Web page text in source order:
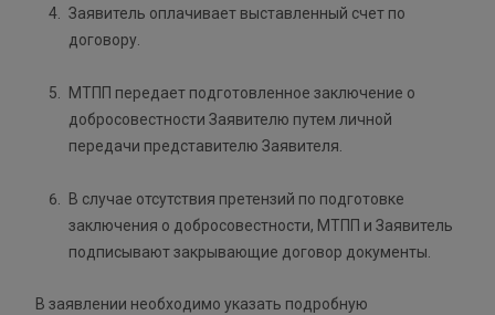
Заявитель оплачивает выставленный счет по
договору.
МТПП передает подготовленное заключение о
добросовестности Заявителю путем личной
передачи представителю Заявителя.
В случае отсутствия претензий по подготовке
заключения о добросовестности, МТПП и Заявитель
подписывают закрывающие договор документы.
В заявлении необходимо указать подробную